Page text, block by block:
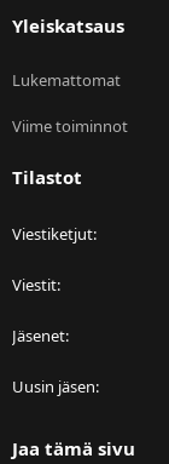
Yleiskatsaus
Lukemattomat
Viime toiminnot
Tilastot
Viestiketjut
Viestit
Jäsenet
Uusin jäsen
Jaa tämä sivu